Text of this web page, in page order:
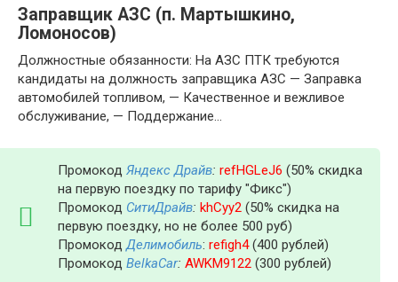
Заправщик АЗС (п. Мартышкино,
Ломоносов)
Должностные обязанности: На АЗС ПТК требуются
кандидаты на должность заправщика АЗС — Заправка
автомобилей топливом, — Качественное и вежливое
обслуживание, — Поддержание…
Промокод Яндекс Драйв: refHGLeJ6 (50% скидка
на первую поездку по тарифу "Фикс")
Промокод СитиДрайв: khCyy2 (50% скидка на
первую поездку, но не более 500 руб)
ПромокодДелимобиль: refigh4(400 рублей)
Промокод BelkaCar: AWKM9122 (300 рублей)